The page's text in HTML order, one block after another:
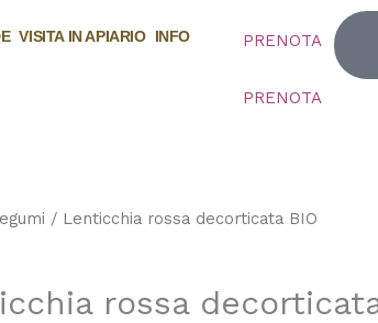
VISITA IN APIARIO INFO PRENOTA
PRENOTA
/ Lenticchia rossa decorticata BIO
rossa